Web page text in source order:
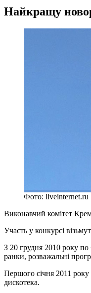
Найкращу
Фото: liveinternet.ru
Виконавчий комітет
Участь у конкурсі
З 20 грудня 2010 року по
ранки, розважальні
Першого січня 2011
дискотека.